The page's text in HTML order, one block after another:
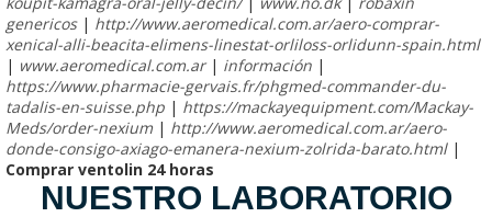
genericos| http://www.aeromedical.com.ar/aero-comprar-
xenical-alli-beacita-elimens-linestat-orliloss-orlidunn-spain.html
| www.aeromedical.com.ar| información |
https://www.pharmacie-gervais.fr/phgmed-commander-du-
tadalis-en-suisse.php | https://mackayequipment.com/Mackay-
Meds/order-nexium | http://www.aeromedical.com.ar/aero-
donde-consigo-axiago-emanera-nexium-zolrida-barato.html|
Comprar ventolin 24 horas
NUESTRO LABORATORIO